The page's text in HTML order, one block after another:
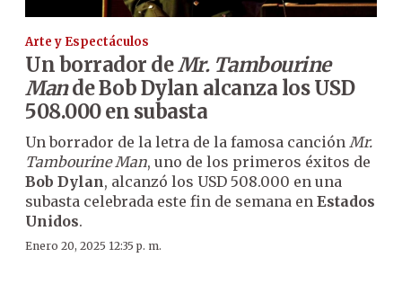
Arte y Espectáculos
Un borrador deMr. Tambourine
Mande Bob Dylan alcanza los USD
508.000 en subasta
Un borrador de la letra de la famosa canción Mr.
Tambourine Man, uno de los primeros éxitos de
Bob Dylan, alcanzó los USD 508.000 en una
subasta celebrada este fin de semana en Estados
Unidos.
Enero 20, 2025 12:35 p. m.